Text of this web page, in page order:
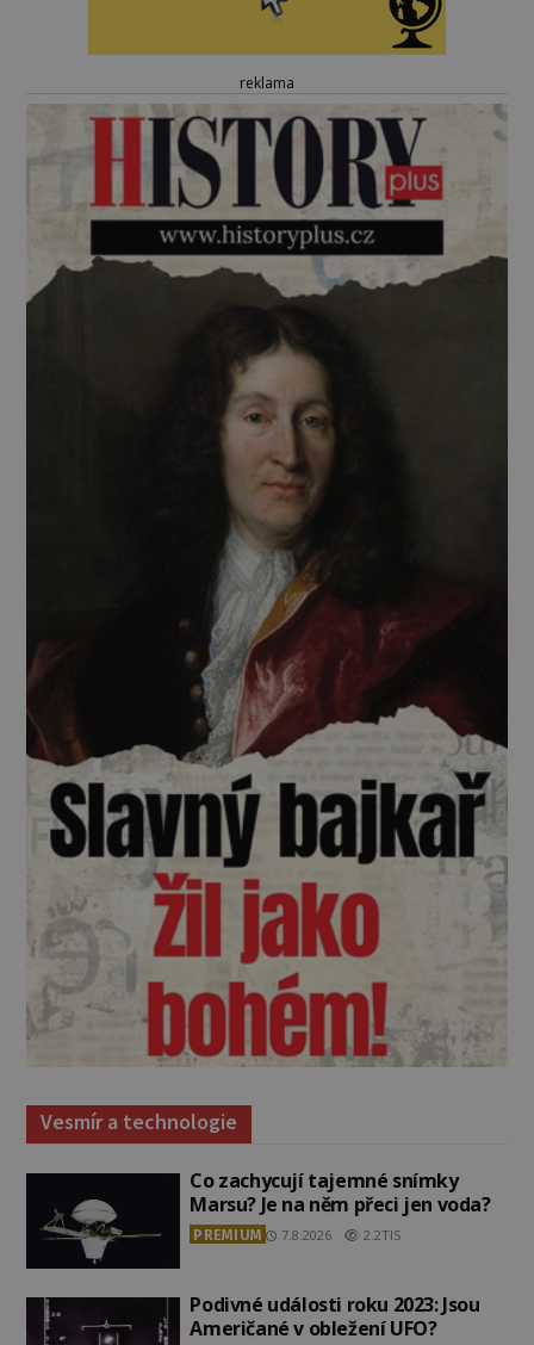
reklama
Vesmír a technologie
Co zachycují tajemné snímky
Marsu? Je na něm přeci jen voda?
PREMIUM 7.8.2026 2.2TIS
Podivné události roku 2023: Jsou
Američané v obležení UFO?